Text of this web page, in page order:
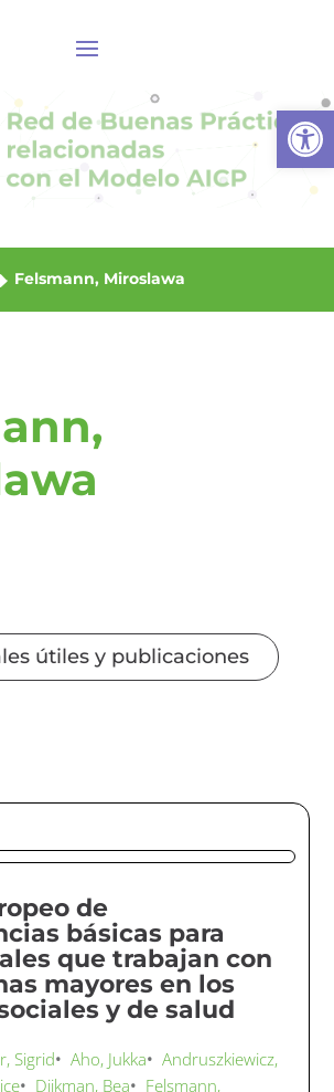
Felsmann, Miroslawa
útiles y publicaciones
de
básicas para
que trabajan con
mayores en los
y de salud
Sigrid•Aho, Jukka•Andruszkiewicz,
• Dijkman, Bea• Felsmann,